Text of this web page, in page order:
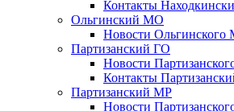
Контакты
Ольгинский МО
Новости
Партизанский ГО
Новости
Контакты
Партизанский МР
Новости